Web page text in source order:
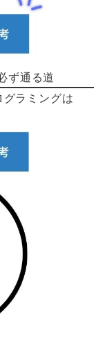
ず通る道
ラミングは